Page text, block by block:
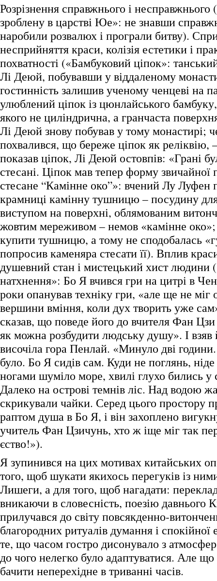
Розрізнення справжнього і
зроблену в царстві Юе»: не знавши
наробили розвалюх і програли битву).
несприйняття краси, колізія естетики і
похватності («Бамбуковий ціпок»:
Лі Деюй, побувавши у віддаленому
гостинність залишив ученому ченцеві на
улюблений ціпок із цюнлайського
якого не циліндрична, а гранчаста
Лі Деюй знову побував у тому монастирі;
похвалився, що береже ціпок як реліквію,
показав ціпок, Лі Деюй остовпів: «Грані
стесані. Ціпок мав тепер форму
стесане “Камінне око”»: вчений Лу Луфен
крамниці камінну тушницю – посудину
виступом на поверхні, облямованим
жовтим мереживом – немов «камінне око»;
купити тушницю, а тому не сподобалась
попросив каменяра стесати її). Вплив
душевний стан і мистецький хист людини
натхнення»: Бо Я вчився гри на цитрі в
роки опанував техніку гри, «але ще не міг
вершини вміння, коли дух творить уже
сказав, що поведе його до вчителя Фан
як можна розбудити людську душу». І взяв
височіла гора Пенлай. «Минуло дві
було. Бо Я сидів сам. Куди не поглянь,
ногами шуміло море, хвилі глухо бились у
Далеко на острові темнів ліс. Над водою
скрикували чайки. Серед цього простору
раптом душа в Бо Я, і він захоплено
учитель Фан Цзичунь, хто ж іще міг так
єство!»).
Я зупинився на цих мотивах китайських
того, щоб шукати якихось перегуків із
Лишеги, а для того, щоб нагадати:
вникаючи в словесність, поезію давнього
прилучався до світу повсякденно-
благородних ритуалів думання і спокійної
те, що часом гостро дисонувало з
до чого нелегко було адаптуватися. Але
бачити неперехідне в триванні часів.